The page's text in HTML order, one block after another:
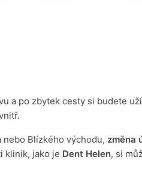
a po zbytek cesty si budete
Blízkého východu, změna
klinik, jako je Dent Helen, si